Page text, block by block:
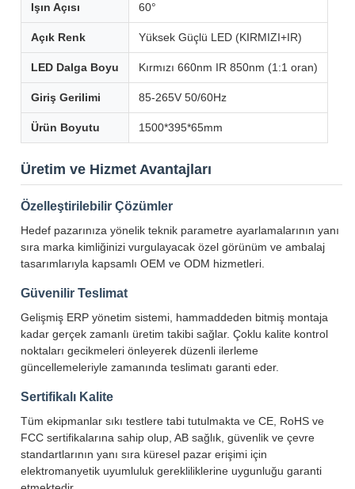
Işın Açısı 60°
Açık Renk Yüksek Güçlü LED (KIRMIZI+IR)
LED Dalga Boyu Kırmızı 660nm IR 850nm (1:1 oran)
Giriş Gerilimi 85-265V 50/60Hz
Ürün Boyutu 1500*395*65mm
Üretim ve Hizmet Avantajları
Özelleştirilebilir Çözümler
Hedef pazarınıza yönelik teknik parametre ayarlamalarının yanı
sıra marka kimliğinizi vurgulayacak özel görünüm ve ambalaj
tasarımlarıyla kapsamlı OEM ve ODM hizmetleri.
Güvenilir Teslimat
Gelişmiş ERP yönetim sistemi, hammaddeden bitmiş montaja
kadar gerçek zamanlı üretim takibi sağlar. Çoklu kalite kontrol
noktaları gecikmeleri önleyerek düzenli ilerleme
güncellemeleriyle zamanında teslimatı garanti eder.
Sertifikalı Kalite
Tüm ekipmanlar sıkı testlere tabi tutulmakta ve CE, RoHS ve
FCC sertifikalarına sahip olup, AB sağlık, güvenlik ve çevre
standartlarının yanı sıra küresel pazar erişimi için
elektromanyetik uyumluluk gerekliliklerine uygunluğu garanti